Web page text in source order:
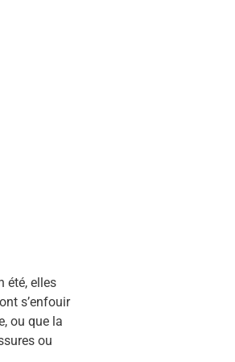
été, elles
s’enfouir
ou que la
ou